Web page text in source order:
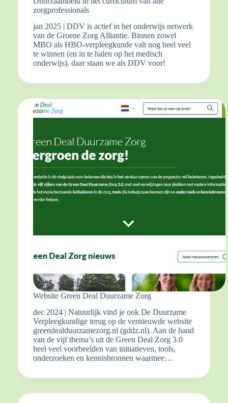
zorgprofessionals
jan 2025 | DDV is actief in het onderwijs netwerk
van de Groene Zorg Alliantie. Binnen zowel
MBO als HBO-verpleegkunde valt nog heel veel
te winnen (en in te halen op het medisch
onderwijs). daar staan we als DDV voor!
Website Green Deal Duurzame Zorg
dec 2024 | Natuurlijk vind je ook De Duurzame
Verpleegkundige terug op de vernieuwde website
greendealduurzamezorg.nl (gddz.nl). Aan de hand
van de vijf thema’s uit de Green Deal Zorg 3.0
heel veel voorbeelden van initiatieven, tools,
onderzoeken en kennisbronnen waarmee…